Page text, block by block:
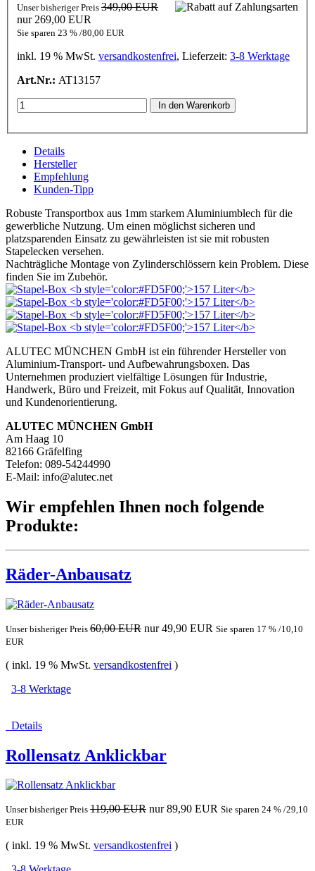
Unser bisheriger Preis 349,00 EUR
nur 269,00 EUR
Sie sparen 23 % /80,00 EUR
inkl. 19 % MwSt. versandkostenfrei, Lieferzeit: 3-8 Werktage
Art.Nr.: AT13157
In den Warenkorb
Details
Hersteller
Empfehlung
Kunden-Tipp
Robuste Transportbox aus 1mm starkem Aluminiumblech für die
gewerbliche Nutzung. Um einen möglichst sicheren und
platzsparenden Einsatz zu gewährleisten ist sie mit robusten
Stapelecken versehen.
Nachträgliche Montage von Zylinderschlössern kein Problem. Diese
finden Sie im Zubehör.
ALUTEC MÜNCHEN GmbH ist ein führender Hersteller von
Aluminium-Transport- und Aufbewahrungsboxen. Das
Unternehmen produziert vielfältige Lösungen für Industrie,
Handwerk, Büro und Freizeit, mit Fokus auf Qualität, Innovation
und Kundenorientierung.
ALUTEC MÜNCHEN GmbH
Am Haag 10
82166 Gräfelfing
Telefon: 089-54244990
E-Mail: info@alutec.net
Wir empfehlen Ihnen noch folgende
Produkte:
Räder-Anbausatz
Unser bisheriger Preis 60,00 EUR nur 49,90 EUR Sie sparen 17 % /10,10
EUR
( inkl. 19 % MwSt. versandkostenfrei )
3-8 Werktage
Details
Rollensatz Anklickbar
Unser bisheriger Preis 119,00 EUR nur 89,90 EUR Sie sparen 24 % /29,10
EUR
( inkl. 19 % MwSt. versandkostenfrei )